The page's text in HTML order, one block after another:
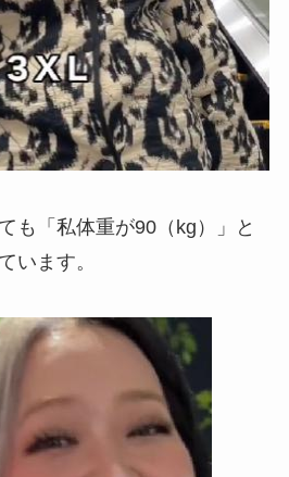
も「私体重が90（kg）」と
います。